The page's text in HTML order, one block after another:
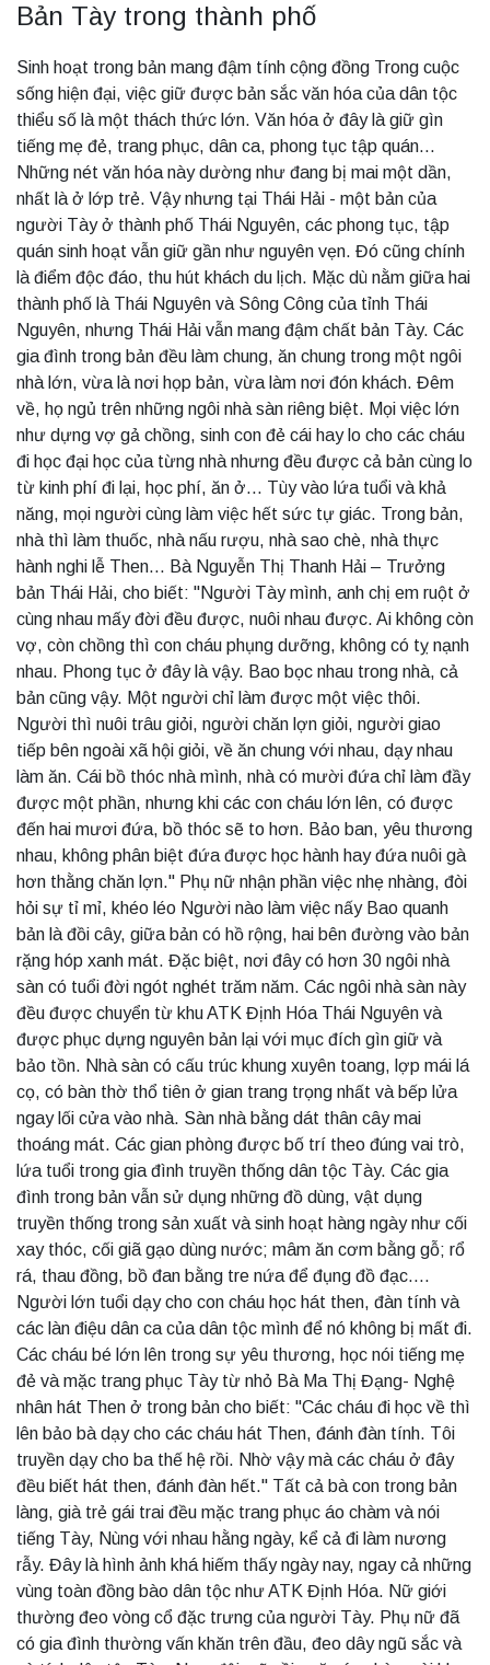
Bản Tày trong thành phố
Sinh hoạt trong bản mang đậm tính cộng đồng Trong cuộc
sống hiện đại, việc giữ được bản sắc văn hóa của dân tộc
thiểu số là một thách thức lớn. Văn hóa ở đây là giữ gìn
tiếng mẹ đẻ, trang phục, dân ca, phong tục tập quán...
Những nét văn hóa này dường như đang bị mai một dần,
nhất là ở lớp trẻ. Vậy nhưng tại Thái Hải - một bản của
người Tày ở thành phố Thái Nguyên, các phong tục, tập
quán sinh hoạt vẫn giữ gần như nguyên vẹn. Đó cũng chính
là điểm độc đáo, thu hút khách du lịch. Mặc dù nằm giữa hai
thành phố là Thái Nguyên và Sông Công của tỉnh Thái
Nguyên, nhưng Thái Hải vẫn mang đậm chất bản Tày. Các
gia đình trong bản đều làm chung, ăn chung trong một ngôi
nhà lớn, vừa là nơi họp bản, vừa làm nơi đón khách. Đêm
về, họ ngủ trên những ngôi nhà sàn riêng biệt. Mọi việc lớn
như dựng vợ gả chồng, sinh con đẻ cái hay lo cho các cháu
đi học đại học của từng nhà nhưng đều được cả bản cùng lo
từ kinh phí đi lại, học phí, ăn ở... Tùy vào lứa tuổi và khả
năng, mọi người cùng làm việc hết sức tự giác. Trong bản,
nhà thì làm thuốc, nhà nấu rượu, nhà sao chè, nhà thực
hành nghi lễ Then... Bà Nguyễn Thị Thanh Hải – Trưởng
bản Thái Hải, cho biết: "Người Tày mình, anh chị em ruột ở
cùng nhau mấy đời đều được, nuôi nhau được. Ai không còn
vợ, còn chồng thì con cháu phụng dưỡng, không có tỵ nạnh
nhau. Phong tục ở đây là vậy. Bao bọc nhau trong nhà, cả
bản cũng vậy. Một người chỉ làm được một việc thôi.
Người thì nuôi trâu giỏi, người chăn lợn giỏi, người giao
tiếp bên ngoài xã hội giỏi, về ăn chung với nhau, dạy nhau
làm ăn. Cái bồ thóc nhà mình, nhà có mười đứa chỉ làm đầy
được một phần, nhưng khi các con cháu lớn lên, có được
đến hai mươi đứa, bồ thóc sẽ to hơn. Bảo ban, yêu thương
nhau, không phân biệt đứa được học hành hay đứa nuôi gà
hơn thằng chăn lợn." Phụ nữ nhận phần việc nhẹ nhàng, đòi
hỏi sự tỉ mỉ, khéo léo Người nào làm việc nấy Bao quanh
bản là đồi cây, giữa bản có hồ rộng, hai bên đường vào bản
rặng hóp xanh mát. Đặc biệt, nơi đây có hơn 30 ngôi nhà
sàn có tuổi đời ngót nghét trăm năm. Các ngôi nhà sàn này
đều được chuyển từ khu ATK Định Hóa Thái Nguyên và
được phục dựng nguyên bản lại với mục đích gìn giữ và
bảo tồn. Nhà sàn có cấu trúc khung xuyên toang, lợp mái lá
cọ, có bàn thờ thổ tiên ở gian trang trọng nhất và bếp lửa
ngay lối cửa vào nhà. Sàn nhà bằng dát thân cây mai
thoáng mát. Các gian phòng được bố trí theo đúng vai trò,
lứa tuổi trong gia đình truyền thống dân tộc Tày. Các gia
đình trong bản vẫn sử dụng những đồ dùng, vật dụng
truyền thống trong sản xuất và sinh hoạt hàng ngày như cối
xay thóc, cối giã gạo dùng nước; mâm ăn cơm bằng gỗ; rổ
rá, thau đồng, bồ đan bằng tre nứa để đụng đồ đạc....
Người lớn tuổi dạy cho con cháu học hát then, đàn tính và
các làn điệu dân ca của dân tộc mình để nó không bị mất đi.
Các cháu bé lớn lên trong sự yêu thương, học nói tiếng mẹ
đẻ và mặc trang phục Tày từ nhỏ Bà Ma Thị Đạng- Nghệ
nhân hát Then ở trong bản cho biết: "Các cháu đi học về thì
lên bảo bà dạy cho các cháu hát Then, đánh đàn tính. Tôi
truyền dạy cho ba thế hệ rồi. Nhờ vậy mà các cháu ở đây
đều biết hát then, đánh đàn hết." Tất cả bà con trong bản
làng, già trẻ gái trai đều mặc trang phục áo chàm và nói
tiếng Tày, Nùng với nhau hằng ngày, kể cả đi làm nương
rẫy. Đây là hình ảnh khá hiếm thấy ngày nay, ngay cả những
vùng toàn đồng bào dân tộc như ATK Định Hóa. Nữ giới
thường đeo vòng cổ đặc trưng của người Tày. Phụ nữ đã
có gia đình thường vấn khăn trên đầu, đeo dây ngũ sắc và